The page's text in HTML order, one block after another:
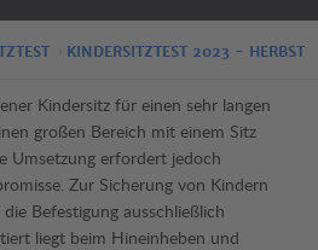
KINDERSITZTEST 2023 - HERBST
Kindersitz für einen sehr langen
großen Bereich mit einem Sitz
Umsetzung erfordert jedoch
Zur Sicherung von Kindern
Befestigung ausschließlich
liegt beim Hineinheben und